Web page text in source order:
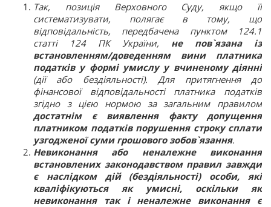
Так, позиція Верховного Суду, якщо її
систематизувати, полягає в тому, що
відповідальність, передбачена пунктом 124.1
статті 124 ПК України, не пов`язана із
встановленням/доведенням вини платника
податків у формі умислу у вчиненому діянні
(дії або бездіяльності). Для притягнення до
фінансової відповідальності платника податків
згідно з цією нормою за загальним правилом
достатнім є виявлення факту допущення
платником податків порушення строку сплати
узгодженої суми грошового зобов`язання.
Невиконання або неналежне виконання
встановлених законодавством правил завжди
є наслідком дій (бездіяльності) особи, які
кваліфікуються як умисні, оскільки як
невиконання так і неналежне виконання є